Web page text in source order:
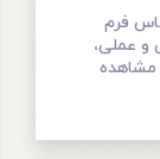
فرم
ضرایب کتبی و عملی،
مشاهده